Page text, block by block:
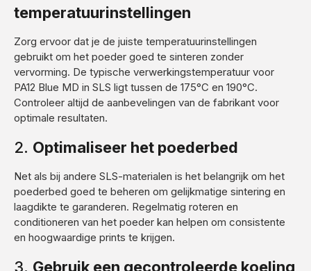
temperatuurinstellingen
Zorg ervoor dat je de juiste temperatuurinstellingen
gebruikt om het poeder goed te sinteren zonder
vervorming. De typische verwerkingstemperatuur voor
PA12 Blue MD in SLS ligt tussen de 175°C en 190°C.
Controleer altijd de aanbevelingen van de fabrikant voor
optimale resultaten.
2. Optimaliseer het poederbed
Net als bij andere SLS-materialen is het belangrijk om het
poederbed goed te beheren om gelijkmatige sintering en
laagdikte te garanderen. Regelmatig roteren en
conditioneren van het poeder kan helpen om consistente
en hoogwaardige prints te krijgen.
3. Gebruik een gecontroleerde koeling